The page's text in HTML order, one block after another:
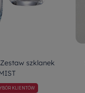
szklanek
KLIENTÓW